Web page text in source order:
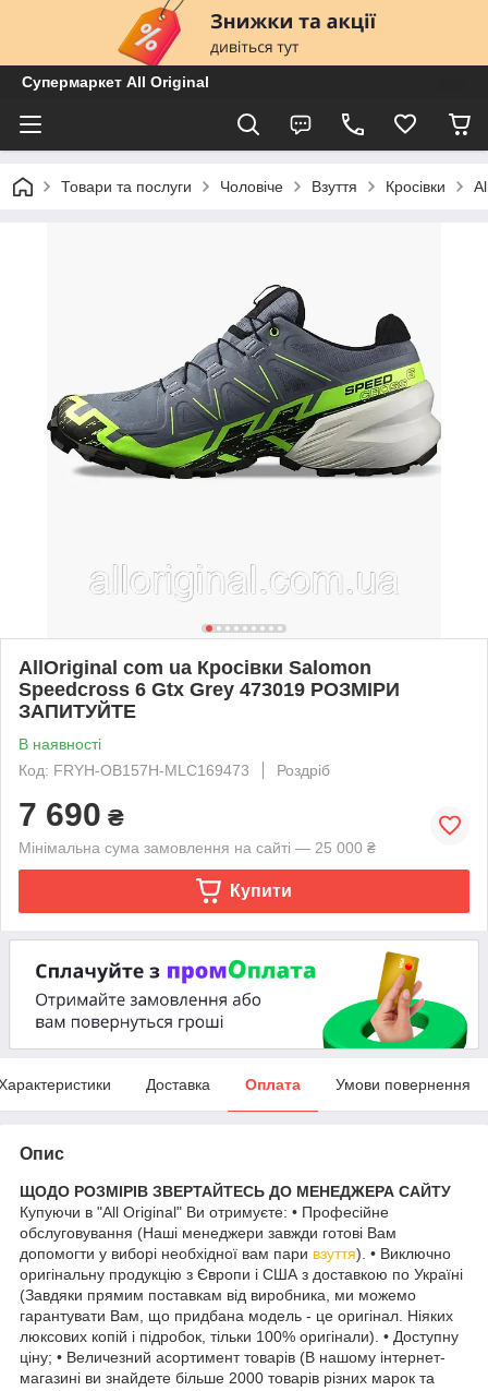
Супермаркет All Original
Товари та послуги Чоловіче Взуття Кросівки
AllOriginal com ua Кросівки Salomon
Speedcross 6 Gtx Grey 473019 РОЗМІРИ
ЗАПИТУЙТЕ
В наявності
Код: FRYH-OB157H-MLC169473
Роздріб
7 690 ₴
Мінімальна сума замовлення на сайті — 25 000 ₴
Купити
Доставка Оплата Умови повернення
Опис
ЩОДО РОЗМІРІВ ЗВЕРТАЙТЕСЬ ДО МЕНЕДЖЕРА САЙТУ
Купуючи в "All Original" Ви отримуєте: • Професійне
обслуговування (Наші менеджери завжди готові Вам
допомогти у виборі необхідної вам пари взуття). • Виключно
оригінальну продукцію з Європи і США з доставкою по Україні
(Завдяки прямим поставкам від виробника, ми можемо
гарантувати Вам, що придбана модель - це оригінал. Ніяких
люксових копій і підробок, тільки 100% оригінали). • Доступну
ціну; • Величезний асортимент товарів (В нашому інтернет-
магазині ви знайдете більше 2000 товарів різних марок та